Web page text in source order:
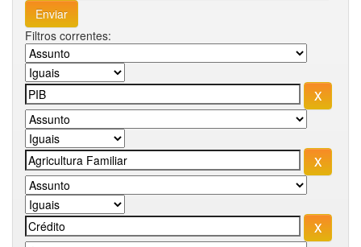
Filtros correntes: